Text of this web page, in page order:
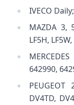
IVECO
MAZDA 3,
LF5H,
642990,
DV4TD,